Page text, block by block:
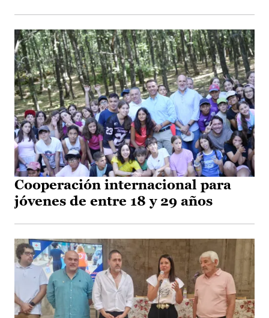
Cooperación internacional para
jóvenes de entre 18 y 29 años